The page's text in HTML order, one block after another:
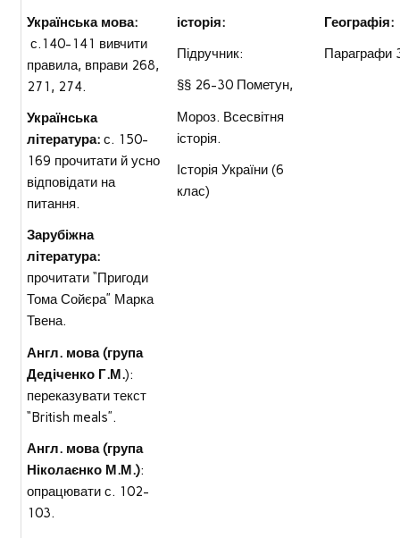
Українська мова:
с.140-141 вивчити
правила, вправи 268,
271, 274.
Українська
література:с. 150-
169 прочитати й усно
відповідати на
питання.
Зарубіжна
література:
прочитати “Пригоди
Тома Сойєра” Марка
Твена.
Англ. мова (група
Дедіченко Г.М.):
переказувати текст
“British meals”.
Англ. мова (група
Ніколаєнко М.М.):
опрацювати с. 102-
103.
історія:
Підручник:
§§ 26-30 Пометун,
Мороз. Всесвітня
історія.
Історія України (6
клас)
Географія:
Параграфи